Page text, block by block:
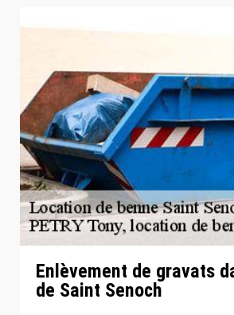
Enlèvement de gravats
de Saint Senoch